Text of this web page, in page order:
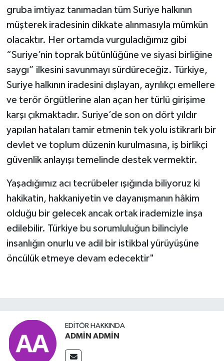
gruba imtiyaz tanımadan tüm Suriye halkının
müşterek iradesinin dikkate alınmasıyla mümkün
olacaktır. Her ortamda vurguladığımız gibi
“Suriye’nin toprak bütünlüğüne ve siyasi birliğine
saygı” ilkesini savunmayı sürdüreceğiz. Türkiye,
Suriye halkının iradesini dışlayan, ayrılıkçı emellere
ve terör örgütlerine alan açan her türlü girişime
karşı çıkmaktadır. Suriye’de son on dört yıldır
yapılan hataları tamir etmenin tek yolu istikrarlı bir
devlet ve toplum düzenin kurulmasına, iş birlikçi
güvenlik anlayışı temelinde destek vermektir.
Yaşadığımız acı tecrübeler ışığında biliyoruz ki
hakikatin, hakkaniyetin ve dayanışmanın hâkim
olduğu bir gelecek ancak ortak irademizle inşa
edilebilir. Türkiye bu sorumluluğun bilinciyle
insanlığın onurlu ve adil bir istikbal yürüyüşüne
öncülük etmeye devam edecektir"
EDITÖR HAKKINDA
ADMİN ADMİN